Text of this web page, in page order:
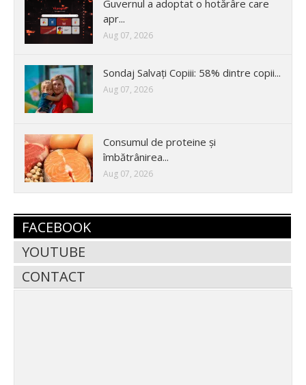
Guvernul a adoptat o hotărâre care
apr...
Aug 07, 2026
Sondaj Salvați Copiii: 58% dintre copii...
Aug 07, 2026
Consumul de proteine și
îmbătrânirea...
Aug 07, 2026
FACEBOOK
YOUTUBE
CONTACT